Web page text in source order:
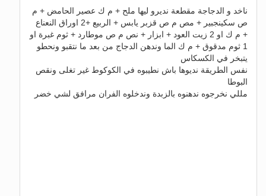
ناخد و الدجاجة مقطعة نديرو ليها ملح + م ك عصير الحامض + م
ص سكينجبير + مص م ص قزبر يابس + الربيع +2 اوراق النعناع
+ م ك او 2 زيت العود + ابزار + نص م ص موطارد + ثوم غبرة او
1 ثوم مدقوق + م ك الما وندهن الدجاج من بعد ما نتقبو ونحطو
يتبخر في الكسكاس
نفس الطريقة نديوها باش نطيبوه في الكوكوط غير تغلى ونقص
البوطا
مللي نخرجوه ندهنوه بالزبدة وندخلوه الفران مرافق لشي خضر